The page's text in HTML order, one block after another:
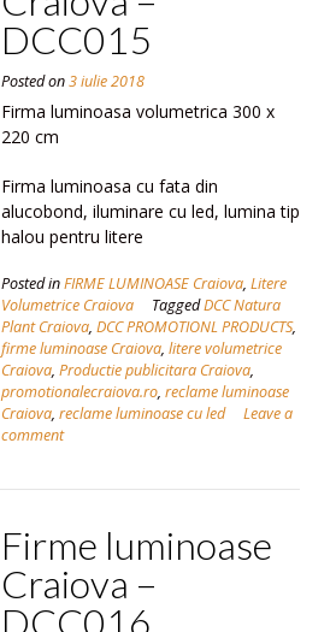
DCC015
Posted on3 iulie 2018
Firma luminoasa volumetrica 300 x
220 cm
Firma luminoasa cu fata din
alucobond, iluminare cu led, lumina tip
halou pentru litere
Posted inFIRME LUMINOASE Craiova, Litere
Volumetrice Craiova
TaggedDCC Natura
Plant Craiova, DCC PROMOTIONL PRODUCTS,
firme luminoase Craiova, litere volumetrice
Craiova, Productie publicitara Craiova,
promotionalecraiova.ro, reclame luminoase
Craiova, reclame luminoase cu led
Leave a
comment
Firme luminoase
Craiova –
DCC016